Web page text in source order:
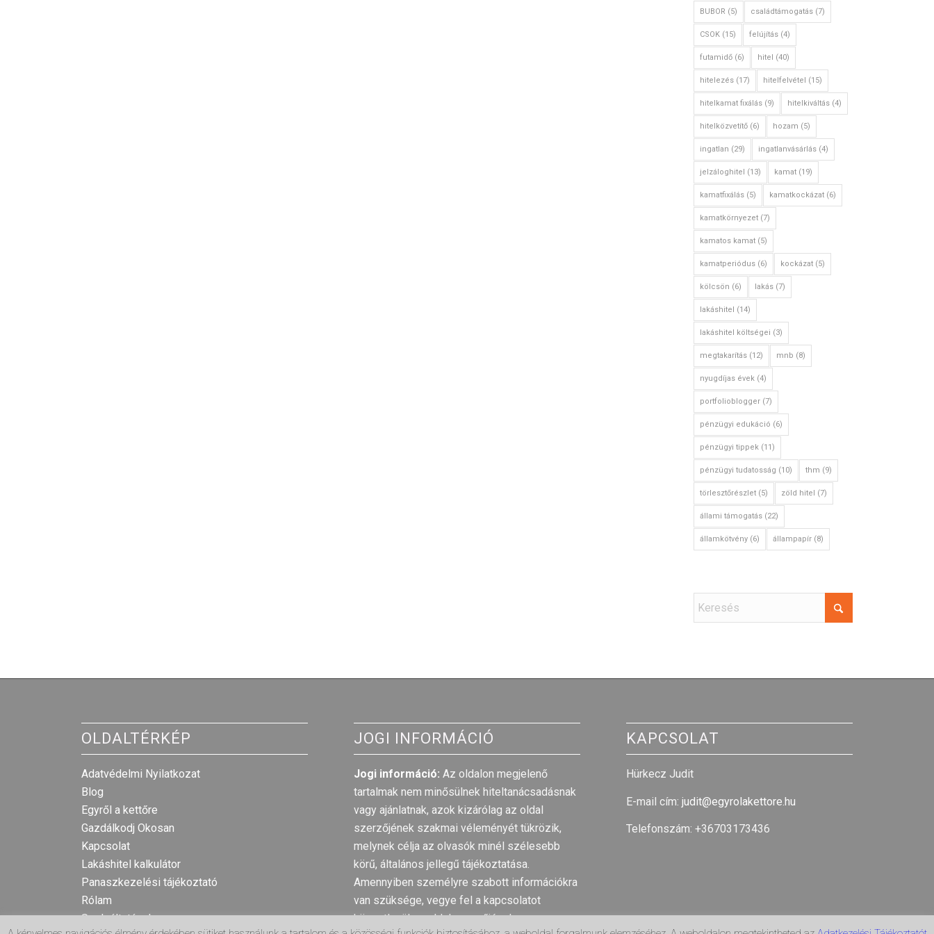
BUBOR (5) családtámogatás (7)
CSOK (15) felújítás (4)
futamidő (6) hitel (40)
hitelezés (17) hitelfelvétel (15)
hitelkamat fixálás (9) hitelkiváltás (4)
hitelközvetítő (6) hozam (5)
ingatlan (29) ingatlanvásárlás (4)
jelzáloghitel (13) kamat (19)
kamatfixálás (5) kamatkockázat (6)
kamatkörnyezet (7)
kamatos kamat (5)
kamatperiódus (6) kockázat (5)
kölcsön (6) lakás (7)
lakáshitel (14)
lakáshitel költségei (3)
megtakarítás (12) mnb (8)
nyugdíjas évek (4)
portfolioblogger (7)
pénzügyi edukáció (6)
pénzügyi tippek (11)
pénzügyi tudatosság (10) thm (9)
törlesztőrészlet (5) zöld hitel (7)
állami támogatás (22)
államkötvény (6) állampapír (8)
OLDALTÉRKÉP
Adatvédelmi Nyilatkozat
Blog
Egyről a kettőre
Gazdálkodj Okosan
Kapcsolat
Lakáshitel kalkulátor
Panaszkezelési tájékoztató
Rólam
Szolgáltatások
JOGI INFORMÁCIÓ
Jogi információ: Az oldalon megjelenő
tartalmak nem minősülnek hiteltanácsadásnak
vagy ajánlatnak, azok kizárólag az oldal
szerzőjének szakmai véleményét tükrözik,
melynek célja az olvasók minél szélesebb
körű, általános jellegű tájékoztatása.
Amennyiben személyre szabott információkra
van szüksége, vegye fel a kapcsolatot
közvetlenül az oldal szerzőjével.
KAPCSOLAT
Hürkecz Judit
E-mail cím:judit@egyrolakettore.hu
Telefonszám: +36703173436